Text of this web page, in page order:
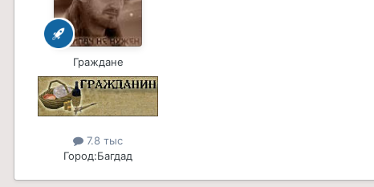
Граждане
7.8 тыс
Город:Багдад